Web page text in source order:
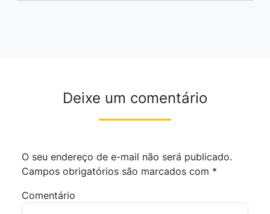
Deixe um comentário
O seu endereço de e-mail não será publicado.
Campos obrigatórios são marcados com *
Comentário